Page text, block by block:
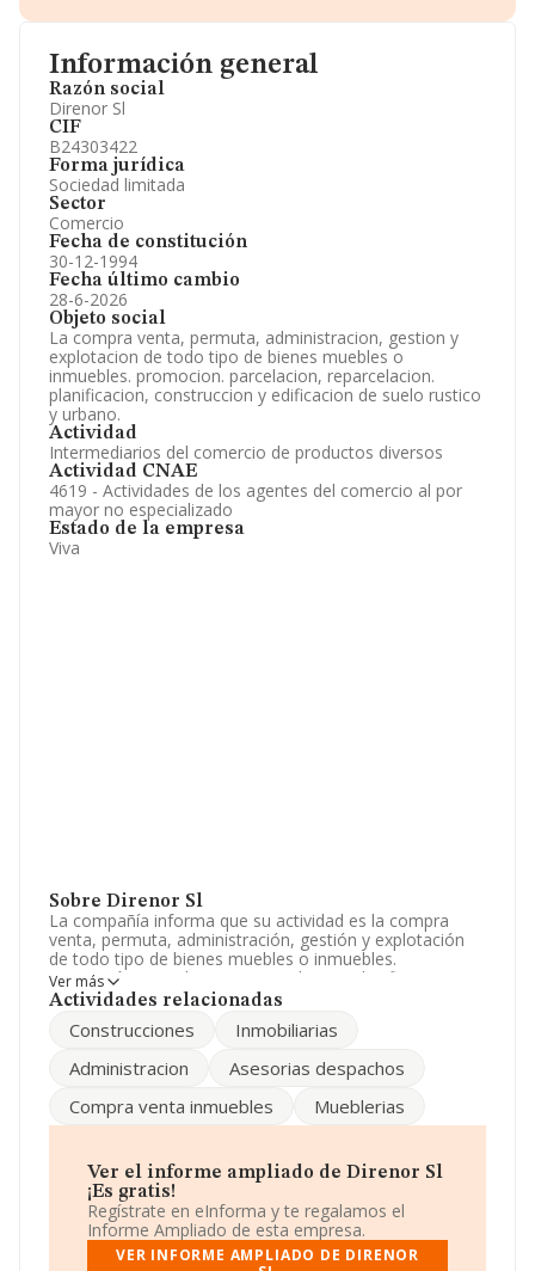
Información general
Razón social
Direnor Sl
CIF
B24303422
Forma jurídica
Sociedad limitada
Sector
Comercio
Fecha de constitución
30-12-1994
Fecha último cambio
28-6-2026
Objeto social
La compra venta, permuta, administracion, gestion y
explotacion de todo tipo de bienes muebles o
inmuebles. promocion. parcelacion, reparcelacion.
planificacion, construccion y edificacion de suelo rustico
y urbano.
Actividad
Intermediarios del comercio de productos diversos
Actividad CNAE
4619 - Actividades de los agentes del comercio al por
mayor no especializado
Estado de la empresa
Viva
Sobre Direnor Sl
La compañía informa que su actividad es la compra
venta, permuta, administración, gestión y explotación
de todo tipo de bienes muebles o inmuebles.
promoción. parcelacion, reparcelacion. planificacion,
construcción y edificación de suelo rustico y urbano. La
Clasifica su actividad CNAE como 'Intermediarios del
compañía no tiene actividad en mercados exteriores.
La plantilla se ha mantenido igual y atendiendo a los
datos disponibles en INFORMA, el número de
media de sector.
Dentro del ranking de empresas elaborado por
INFORMA, atendiendo a los niveles de facturación de la
empresa, se destaca que: ha perdido hasta 179 puestos
en 2025, pasando del puesto 1.913 al 2.092. En el
Ver más
Actividades relacionadas
Construcciones
Inmobiliarias
Administracion
Asesorias despachos
Compra venta inmuebles
Mueblerias
Ver el informe ampliado de Direnor Sl
¡Es gratis!
Regístrate en eInforma y te regalamos el
Informe Ampliado de esta empresa.
VER INFORME AMPLIADO DE DIRENOR
Información oficial y registral complementaria.